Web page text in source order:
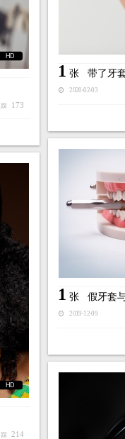
1 张 带了牙
2020-02-03
HD
踩 173
1 张 假牙套
2019-12-09
HD
踩 214